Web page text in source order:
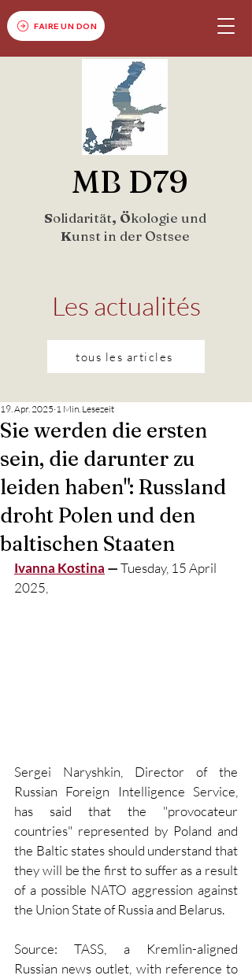
FAIRE UN DON
MB D79
Solidarität, Ökologie und
Kunst in der Ostsee
Les actualités
tous les articles
Sie werden die ersten
sein, die darunter zu
leiden haben": Russland
droht Polen und den
baltischen Staaten
19. Apr. 2025 1 Min. Lesezeit
Ivanna Kostina — Tuesday, 15 April
2025,
Sergei Naryshkin, Director of the
Russian Foreign Intelligence Service,
has said that the "provocateur
countries" represented by Poland and
the Baltic states should understand that
they will be the first to suffer as a result
of a possible NATO aggression against
the Union State of Russia and Belarus.
Source: TASS, a Kremlin-aligned
Russian news outlet, with reference to